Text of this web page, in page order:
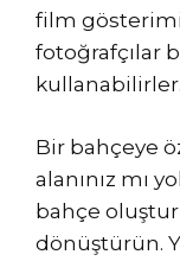
film
fotoğrafçılar
kullanabilirler.
Bir bahçeye
alanınız mı
bahçe
dönüştürün.